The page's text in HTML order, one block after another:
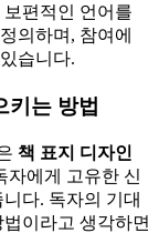
편적인 언어를
의하며, 참여에
습니다.
키는 방법
책 표지 디자인
자에게 고유한 신
다. 독자의 기대
이라고 생각하면